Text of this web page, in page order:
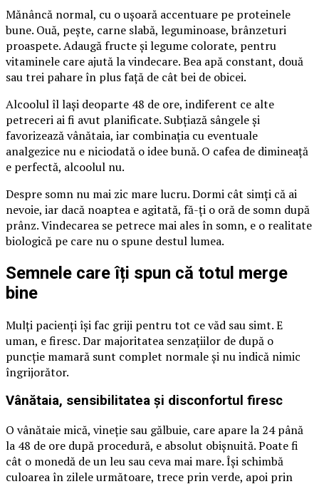
Mănâncă normal, cu o ușoară accentuare pe proteinele
bune. Ouă, pește, carne slabă, leguminoase, brânzeturi
proaspete. Adaugă fructe și legume colorate, pentru
vitaminele care ajută la vindecare. Bea apă constant, două
sau trei pahare în plus față de cât bei de obicei.
Alcoolul îl lași deoparte 48 de ore, indiferent ce alte
petreceri ai fi avut planificate. Subțiază sângele și
favorizează vânătaia, iar combinația cu eventuale
analgezice nu e niciodată o idee bună. O cafea de dimineață
e perfectă, alcoolul nu.
Despre somn nu mai zic mare lucru. Dormi cât simți că ai
nevoie, iar dacă noaptea e agitată, fă-ți o oră de somn după
prânz. Vindecarea se petrece mai ales în somn, e o realitate
biologică pe care nu o spune destul lumea.
Semnele care îți spun că totul merge
bine
Mulți pacienți își fac griji pentru tot ce văd sau simt. E
uman, e firesc. Dar majoritatea senzațiilor de după o
puncție mamară sunt complet normale și nu indică nimic
îngrijorător.
Vânătaia, sensibilitatea și disconfortul firesc
O vânătaie mică, vineție sau gălbuie, care apare la 24 până
la 48 de ore după procedură, e absolut obișnuită. Poate fi
cât o monedă de un leu sau ceva mai mare. Își schimbă
culoarea în zilele următoare, trece prin verde, apoi prin